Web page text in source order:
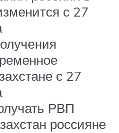
с 27
с 27
РВП
россияне